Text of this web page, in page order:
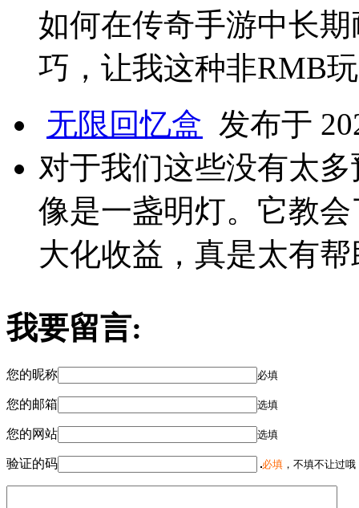
如何在传奇手游中长
巧，让我这种非RMB
无限回忆盒 发布于
对于我们这些没有太
像是一盏明灯。它教
大化收益，真是太有
我要留言:
您的昵称 必填
您的邮箱 选填
您的网站 选填
验证的码 必填 ，不填不让过